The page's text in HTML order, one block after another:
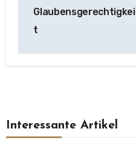
Glaubensgerechtigkei
t
Interessante Artikel